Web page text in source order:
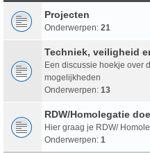
Projecten
Onderwerpen: 21
Techniek, veiligheid
Een discussie hoekje over
mogelijkheden
Onderwerpen: 13
RDW/Homolegatie
Hier graag je RDW/
Onderwerpen: 1